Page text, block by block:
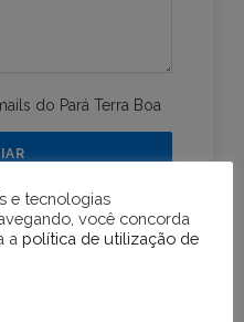
do Pará Terra Boa
e tecnologias
você concorda
a política de utilização de